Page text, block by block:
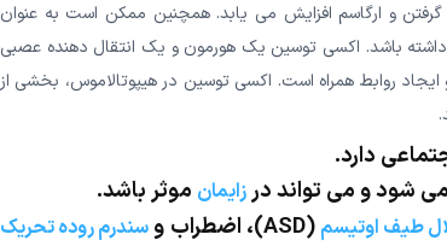
و ارگاسم افزایش می یابد. همچنین ممکن است به عنوان
داشته باشد. اکسی توسین یک هورمون و یک انتقال دهنده عصبی
روابط همراه است. اکسی توسین در هیپوتالاموس، بخشی از
دارد.
می شود و می تواند درزایمان موثر باشد.
طیف اوتیسم (ASD)، اضطراب و
سندرم روده تحریک